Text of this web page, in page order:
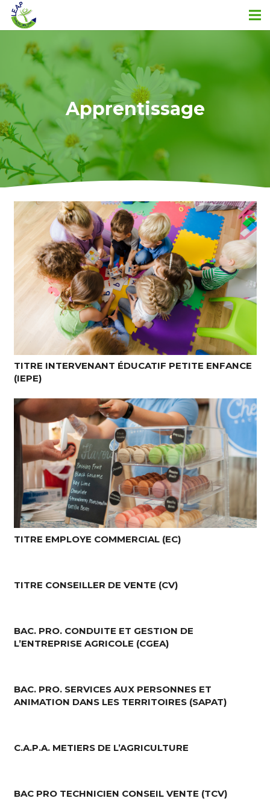
Apprentissage
TITRE INTERVENANT ÉDUCATIF PETITE ENFANCE
(IEPE)
TITRE EMPLOYE COMMERCIAL (EC)
TITRE CONSEILLER DE VENTE (CV)
BAC. PRO. CONDUITE ET GESTION DE
L’ENTREPRISE AGRICOLE (CGEA)
BAC. PRO. SERVICES AUX PERSONNES ET
ANIMATION DANS LES TERRITOIRES (SAPAT)
C.A.P.A. METIERS DE L’AGRICULTURE
BAC PRO TECHNICIEN CONSEIL VENTE (TCV)